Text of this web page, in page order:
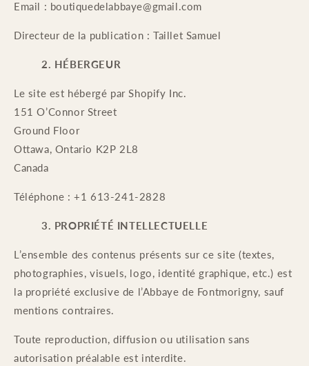
Email : boutiquedelabbaye@gmail.com
Directeur de la publication : Taillet Samuel
2. HÉBERGEUR
Le site est hébergé par Shopify Inc.
151 O’Connor Street
Ground Floor
Ottawa, Ontario K2P 2L8
Canada
Téléphone : +1 613-241-2828
3. PROPRIÉTÉ INTELLECTUELLE
L’ensemble des contenus présents sur ce site (textes,
photographies, visuels, logo, identité graphique, etc.) est
la propriété exclusive de l’Abbaye de Fontmorigny, sauf
mentions contraires.
Toute reproduction, diffusion ou utilisation sans
autorisation préalable est interdite.